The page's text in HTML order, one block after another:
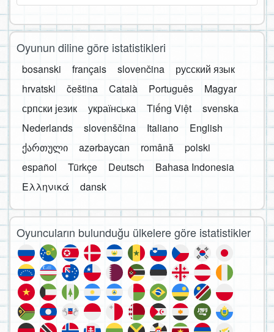
Oyunun diline göre istatistikleri
bosanski français slovenčina
русский язык
hrvatski
čeština Català Português
Magyar
српски језик
українська Tiếng Việt
svenska
Nederlands
slovenščina Italiano
English
ქართული
azərbaycan română
polski
español
Türkçe Deutsch
Bahasa Indonesia
Ελληνικά
dansk
Oyuncuların bulunduğu ülkelere göre istatistikler